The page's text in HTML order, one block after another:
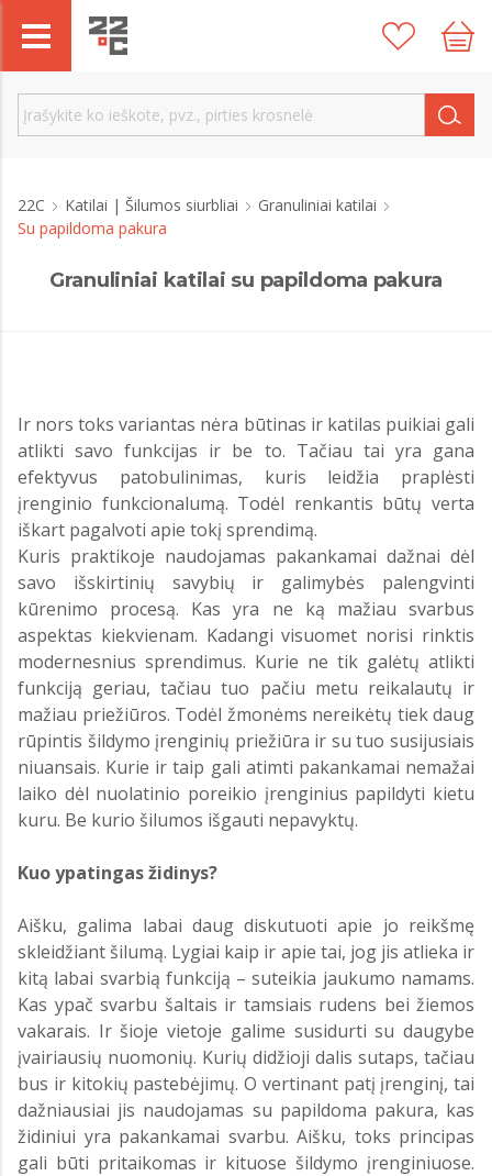
22C Katilai | Šilumos siurbliai
Granuliniai katilai
Su papildoma pakura
Granuliniai katilai su papildoma pakura
Ir nors toks variantas nėra būtinas ir katilas puikiai gali
atlikti savo funkcijas ir be to. Tačiau tai yra gana
efektyvus patobulinimas, kuris leidžia praplėsti
įrenginio funkcionalumą. Todėl renkantis būtų verta
iškart pagalvoti apie tokį sprendimą.
Kuris praktikoje naudojamas pakankamai dažnai dėl
savo išskirtinių savybių ir galimybės palengvinti
kūrenimo procesą. Kas yra ne ką mažiau svarbus
aspektas kiekvienam. Kadangi visuomet norisi rinktis
modernesnius sprendimus. Kurie ne tik galėtų atlikti
funkciją geriau, tačiau tuo pačiu metu reikalautų ir
mažiau priežiūros. Todėl žmonėms nereikėtų tiek daug
rūpintis šildymo įrenginių priežiūra ir su tuo susijusiais
niuansais. Kurie ir taip gali atimti pakankamai nemažai
laiko dėl nuolatinio poreikio įrenginius papildyti kietu
kuru. Be kurio šilumos išgauti nepavyktų.
Kuo ypatingas židinys?
Aišku, galima labai daug diskutuoti apie jo reikšmę
skleidžiant šilumą. Lygiai kaip ir apie tai, jog jis atlieka ir
kitą labai svarbią funkciją – suteikia jaukumo namams.
Kas ypač svarbu šaltais ir tamsiais rudens bei žiemos
vakarais. Ir šioje vietoje galime susidurti su daugybe
įvairiausių nuomonių. Kurių didžioji dalis sutaps, tačiau
bus ir kitokių pastebėjimų. O vertinant patį įrenginį, tai
dažniausiai jis naudojamas su papildoma pakura, kas
židiniui yra pakankamai svarbu. Aišku, toks principas
gali būti pritaikomas ir kituose šildymo įrenginiuose.